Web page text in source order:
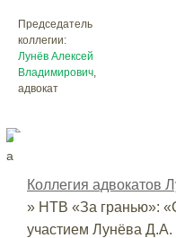
Председатель
коллегии:
Лунёв Алексей
Владимирович,
адвокат
Коллегия адвокатов
» НТВ «За гранью»:
участием Лунёва Д.А.